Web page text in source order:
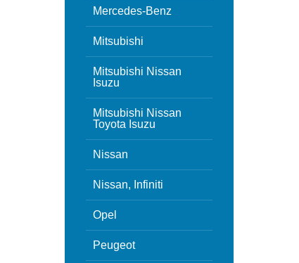
Mercedes-Benz
Mitsubishi
Mitsubishi Nissan
Isuzu
Mitsubishi Nissan
Toyota Isuzu
Nissan
Nissan, Infiniti
Opel
Peugeot